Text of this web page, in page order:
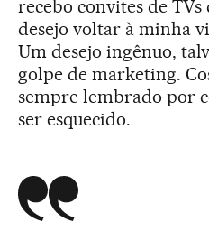
recebo convites de TVs
desejo voltar à minha
Um desejo ingênuo,
golpe de marketing.
sempre lembrado por
ser esquecido.